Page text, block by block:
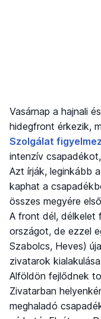
Vasárnap a hajnali
hidegfront érkezik,
Szolgálat
intenzív
Azt írják, leginkább
kaphat a
összes megyére
A front dél, délkelet
országot, de ezzel
Szabolcs, Heves)
zivatarok
Alföldön fejlődnek
Zivatarban
meghaladó